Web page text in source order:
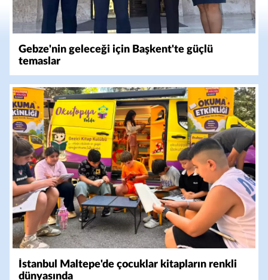
Gebze'nin geleceği için Başkent'te güçlü
temaslar
İstanbul Maltepe'de çocuklar kitapların renkli
dünyasında